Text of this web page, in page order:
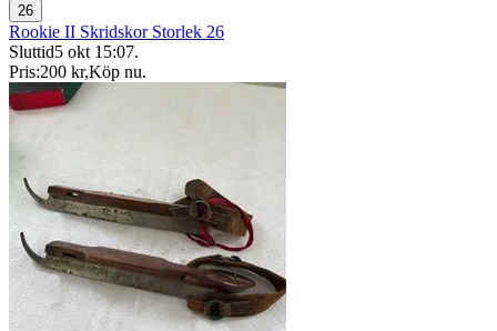
26
Rookie II Skridskor Storlek 26
Sluttid5 okt 15:07.
Pris:200 kr,Köp nu.